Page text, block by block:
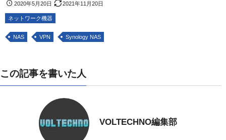
2020年5月20日 2021年11月20日
ネットワーク機器
NAS VPN Synology NAS
この記事を書いた人
VOLTECHNO編集部